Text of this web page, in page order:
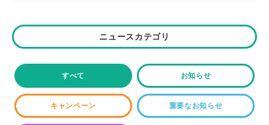
ブログ
#76【入校前に確認】東山自動車学校でトラブルを
防ぐためのポイント
ニュースカテゴリ
すべて お知らせ
キャンペーン 重要なお知らせ